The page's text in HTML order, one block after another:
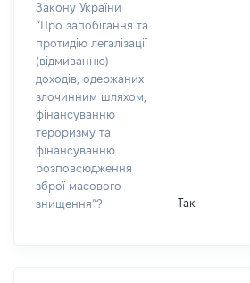
Закону України
“Про запобігання та
протидію легалізації
(відмиванню)
доходів, одержаних
злочинним шляхом,
фінансуванню
тероризму та
фінансуванню
розповсюдження
зброї масового
знищення”?
Так